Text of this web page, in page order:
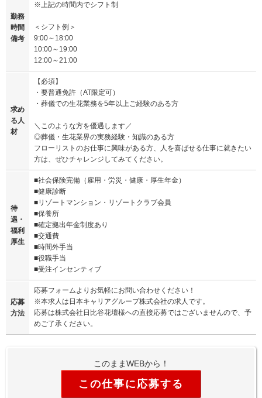
勤務
時間
備考
※上記の時間内でシフト制
＜シフト例＞
9:00～18:00
10:00～19:00
12:00～21:00
求め
る人
材
【必須】
・要普通免許（AT限定可）
・葬儀での生花業務を5年以上ご経験のある方
＼このような方を優遇します／
◎葬儀・生花業界の実務経験・知識のある方
フローリストのお仕事に興味がある方、人を喜ばせる仕事に就きたい
方は、ぜひチャレンジしてみてください。
待
遇・
福利
厚生
■社会保険完備（雇用・労災・健康・厚生年金）
■健康診断
■リゾートマンション・リゾートクラブ会員
■保養所
■確定拠出年金制度あり
■交通費
■時間外手当
■役職手当
■受注インセンティブ
応募
方法
応募フォームよりお気軽にお問い合わせください！
※本求人は日本キャリアグループ株式会社の求人です。
応募は株式会社日比谷花壇様への直接応募ではございませんので、予
めご了承ください。
このままWEBから！
この仕事に応募する